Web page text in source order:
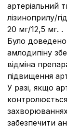
артеріальний
лізиноприлу/
20 мг/12,5 мг. .
Було
амлодипіну
відміна
підвищення
У разі, якщо
забезпечити